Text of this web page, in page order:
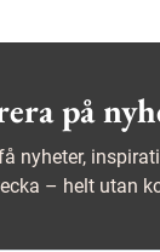
på
nyheter,
– helt utan